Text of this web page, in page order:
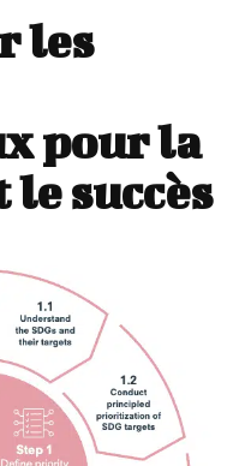
les
pour la
succès